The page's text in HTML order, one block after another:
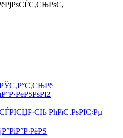
РѕС‚
РЎС‚Р°С‚СЊРё
2
РћРїС‚РѕРІС‹Рµ